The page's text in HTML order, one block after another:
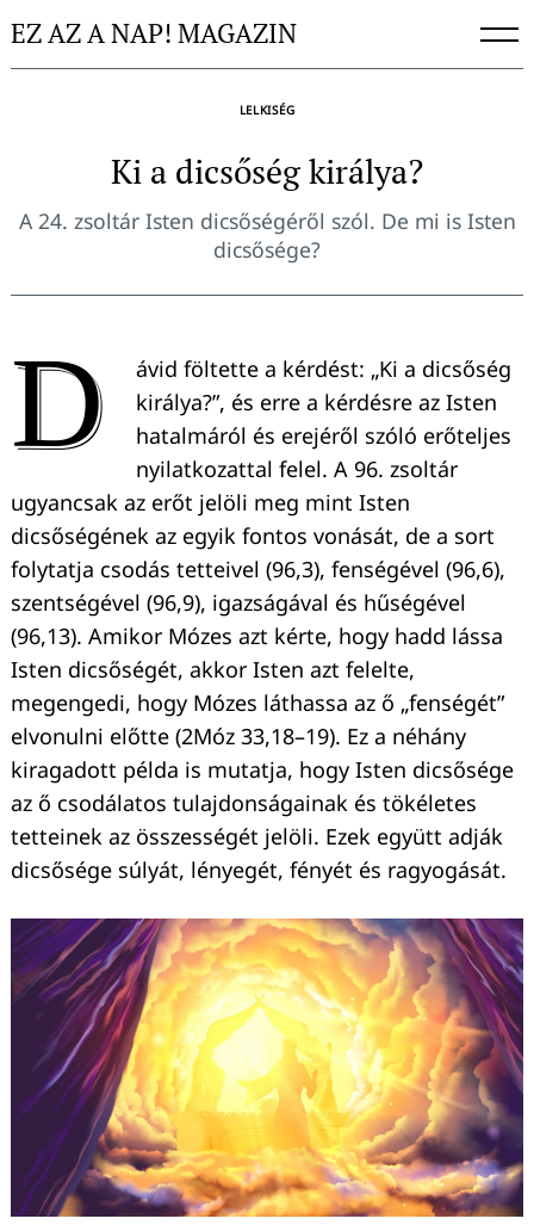
toEZ AZ A NAP! MAGAZIN
LELKISÉG
Ki a dicsőség királya?
A 24. zsoltár Isten dicsőségéről szól. De mi is Isten
dicsősége?
D
ávid föltette a kérdést: „Ki a dicsőség
királya?”, és erre a kérdésre az Isten
hatalmáról és erejéről szóló erőteljes
nyilatkozattal felel. A 96. zsoltár
ugyancsak az erőt jelöli meg mint Isten
dicsőségének az egyik fontos vonását, de a sort
folytatja csodás tetteivel (96,3), fenségével (96,6),
szentségével (96,9), igazságával és hűségével
(96,13). Amikor Mózes azt kérte, hogy hadd lássa
Isten dicsőségét, akkor Isten azt felelte,
megengedi, hogy Mózes láthassa az ő „fenségét”
elvonulni előtte (2Móz 33,18–19). Ez a néhány
kiragadott példa is mutatja, hogy Isten dicsősége
az ő csodálatos tulajdonságainak és tökéletes
tetteinek az összességét jelöli. Ezek együtt adják
dicsősége súlyát, lényegét, fényét és ragyogását.